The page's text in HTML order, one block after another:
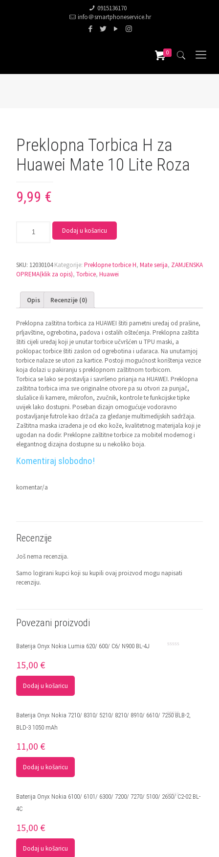
0915136170
info＠smartphoneservice.hr
0
Preklopna Torbica H za
Huawei Mate 10 Lite Roza
9,99 €
Dodaj u košaricu
SKU: 12030104 Kategorije: Preklopne torbice H, Mate serija, ZAMJENSKA
OPREMA(klik za opis), Torbice, Huawei
Opis Recenzije (0)
Preklopna zaštitna torbica za HUAWEI štiti pametni uređaj od prašine,
prljavštine, ogrebotina, padova i ostalih oštećenja. Preklopna zaštita
štiti cijeli uređaj koji je unutar torbice učvršćen u TPU maski, a
poklopac torbice štiti zaslon od ogrebotina i udaraca. Na unutarnjoj
torbice nalaze se utori za kartice. Postoji mogućnost korištenja vezice
koja dolazi u pakiranju s preklopnom zaštitnom torbicom.
Torbica se lako se postavlja i savršeno prianja na HUAWEI. Preklopna
zaštitna torbica ima sve originalne otvore pa su otvori za punjač,
slušalice ili kamere, mikrofon, zvučnik, kontrole te funkcijske tipke
uvijek lako dostupni. Poseban dizajn omogućuje vodoravno
postavljanje futrole kao držača za gledanje multimedijskih sadržaja.
Zaštitna maska izrađena je od eko kože, kvalitetnog materijala koji je
ugodan na dodir. Preklopne zaštitne torbice za mobitel modernog i
elegantnog dizajna dostupne su u nekoliko boja.
Komentiraj slobodno!
komentar/a
Recenzije
Još nema recenzija.
Samo logirani kupci koji su kupili ovaj proizvod mogu napisati
recenziju.
Povezani proizvodi
Baterija Onyx Nokia Lumia 620/ 600/ C6/ N900 BL-4J
15,00 €
Dodaj u košaricu
Baterija Onyx Nokia 7210/ 8310/ 5210/ 8210/ 8910/ 6610/ 7250 BLB-2,
BLD-3 1050 mAh
11,00 €
Dodaj u košaricu
Baterija Onyx Nokia 6100/ 6101/ 6300/ 7200/ 7270/ 5100/ 2650/ C2-02 BL-
4C
15,00 €
Dodaj u košaricu